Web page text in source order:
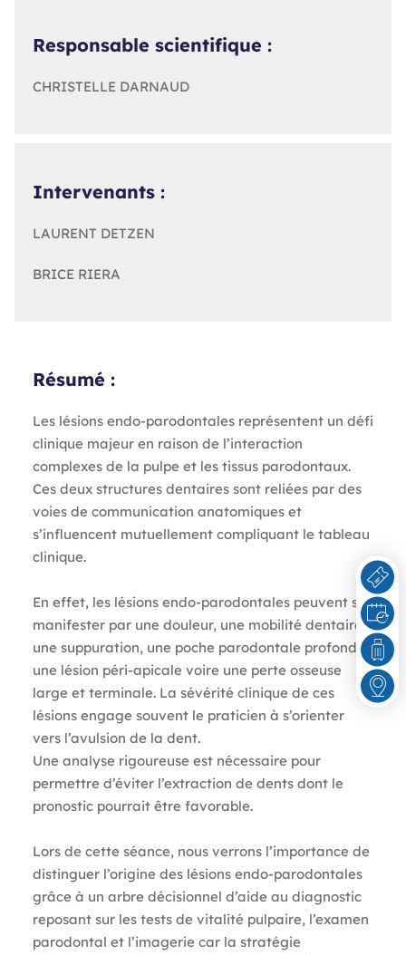
Responsable scientifique :
CHRISTELLE DARNAUD
Intervenants :
LAURENT DETZEN
BRICE RIERA
Résumé :
Les lésions endo-parodontales représentent un défi
clinique majeur en raison de l’interaction
complexes de la pulpe et les tissus parodontaux.
Ces deux structures dentaires sont reliées par des
voies de communication anatomiques et
s’influencent mutuellement compliquant le tableau
clinique.
En effet, les lésions endo-parodontales peuvent se
manifester par une douleur, une mobilité dentaire,
une suppuration, une poche parodontale profonde,
une lésion péri-apicale voire une perte osseuse
large et terminale. La sévérité clinique de ces
lésions engage souvent le praticien à s’orienter
vers l’avulsion de la dent.
Une analyse rigoureuse est nécessaire pour
permettre d’éviter l’extraction de dents dont le
pronostic pourrait être favorable.
Lors de cette séance, nous verrons l’importance de
distinguer l’origine des lésions endo-parodontales
grâce à un arbre décisionnel d’aide au diagnostic
reposant sur les tests de vitalité pulpaire, l’examen
parodontal et l’imagerie car la stratégie